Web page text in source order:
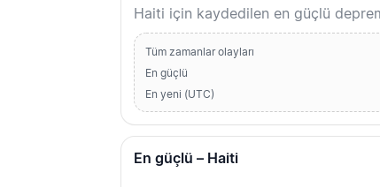
Haiti için kaydedilen en güçlü
Tüm zamanlar olayları
En güçlü
En yeni (UTC)
En güçlü – Haiti